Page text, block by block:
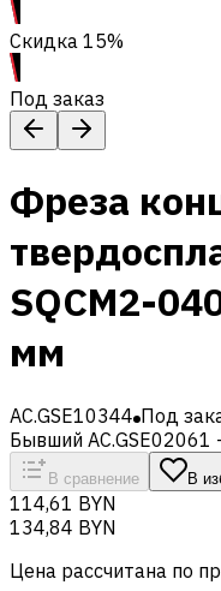
Скидка 15%
Под заказ
Фреза
SQCM2-
мм
AC.GSE10344 Под
Бывший AC.GSE02061
В сравнение В
114,61 BYN
134,84 BYN
Цена рассчитана по